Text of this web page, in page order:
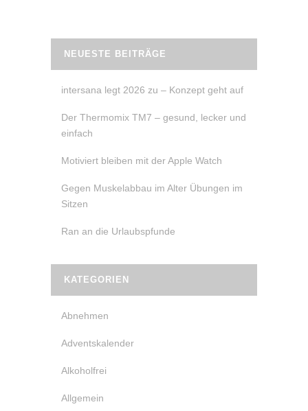
NEUESTE BEITRÄGE
intersana legt 2026 zu – Konzept geht auf
Der Thermomix TM7 – gesund, lecker und
einfach
Motiviert bleiben mit der Apple Watch
Gegen Muskelabbau im Alter Übungen im
Sitzen
Ran an die Urlaubspfunde
KATEGORIEN
Abnehmen
Adventskalender
Alkoholfrei
Allgemein